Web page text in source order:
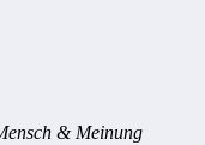
& Meinung